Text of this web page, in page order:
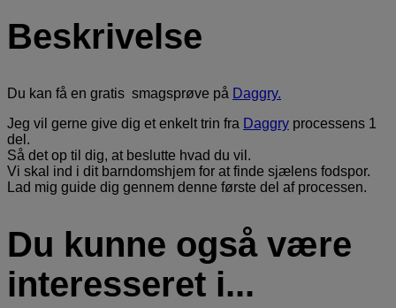
Beskrivelse
Du kan få en gratis smagsprøve på Daggry.
Jeg vil gerne give dig et enkelt trin fra Daggry processens 1
del.
Så det op til dig, at beslutte hvad du vil.
Vi skal ind i dit barndomshjem for at finde sjælens fodspor.
Lad mig guide dig gennem denne første del af processen.
Du kunne også være
interesseret i...